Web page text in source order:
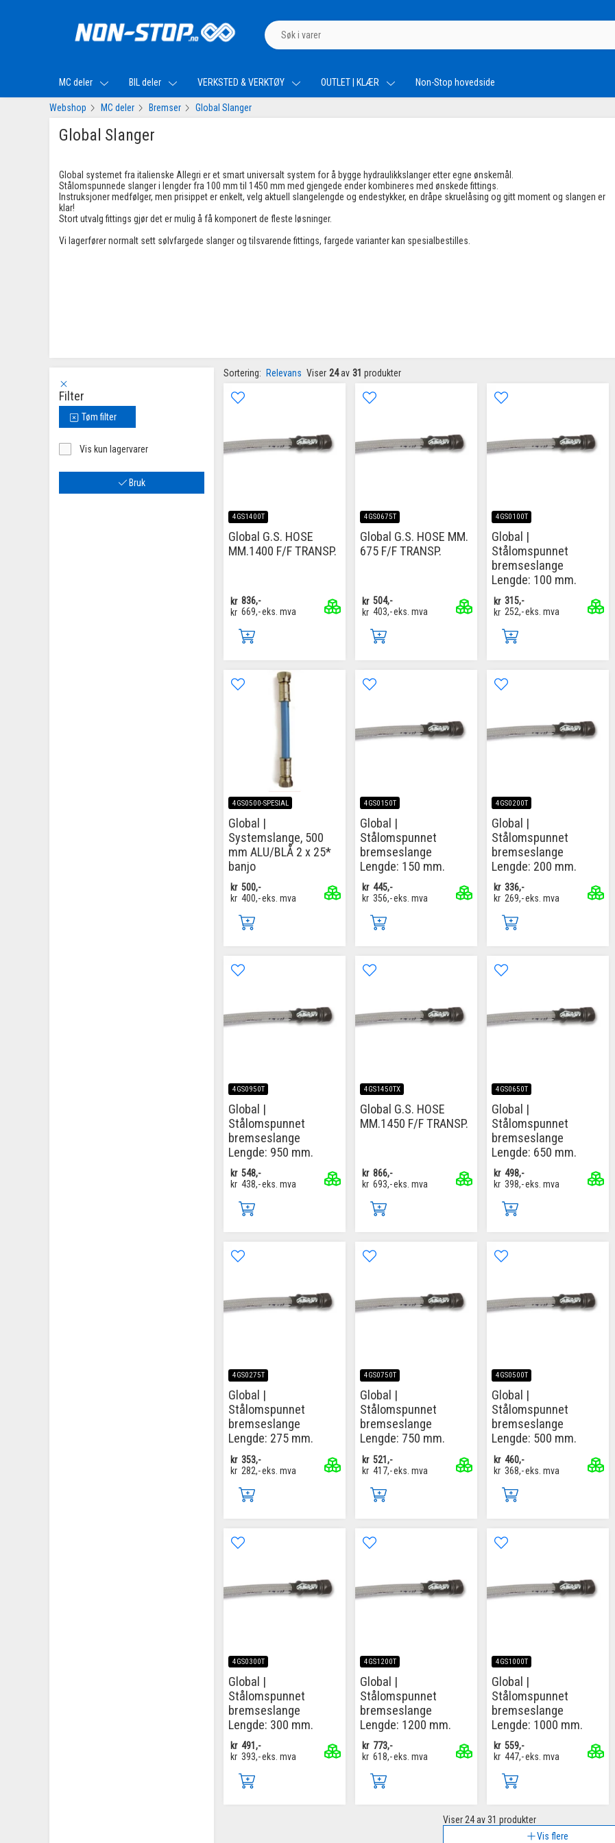
MC deler BIL deler VERKSTED & VERKTØY OUTLET | KLÆR Non-Stop hovedside
Webshop MC deler Bremser Global Slanger
Global Slanger
Global systemet fra italienske Allegri er et smart universalt system for å bygge hydraulikkslanger etter egne ønskemål.
Stålomspunnede slanger i lengder fra 100 mm til 1450 mm med gjengede ender kombineres med ønskede fittings.
Instruksjoner medfølger, men prisippet er enkelt, velg aktuell slangelengde og endestykker, en dråpe skruelåsing og gitt moment og slangen er
klar!
Stort utvalg fittings gjør det er mulig å få komponert de fleste løsninger.
Vi lagerfører normalt sett sølvfargede slanger og tilsvarende fittings, fargede varianter kan spesialbestilles.
Filter
Tøm filter
Vis kun lagervarer
Bruk
Sortering: Relevans Viser 24 av 31 produkter
4GS1400T
Global G.S. HOSE
MM.1400 F/F TRANSP.
kr 836,-
kr 669,-eks. mva
4GS0675T
Global G.S. HOSE MM.
675 F/F TRANSP.
kr 504,-
kr 403,-eks. mva
4GS0100T
Global |
Stålomspunnet
bremseslange
Lengde: 100 mm.
kr 315,-
kr 252,-eks. mva
4GS0500-SPESIAL
Global |
Systemslange, 500
mm ALU/BLÅ 2 x 25*
banjo
kr 500,-
kr 400,-eks. mva
4GS0150T
Global |
Stålomspunnet
bremseslange
Lengde: 150 mm.
kr 445,-
kr 356,-eks. mva
4GS0200T
Global |
Stålomspunnet
bremseslange
Lengde: 200 mm.
kr 336,-
kr 269,-eks. mva
4GS0950T
Global |
Stålomspunnet
bremseslange
Lengde: 950 mm.
kr 548,-
kr 438,-eks. mva
4GS1450TX
Global G.S. HOSE
MM.1450 F/F TRANSP.
kr 866,-
kr 693,-eks. mva
4GS0650T
Global |
Stålomspunnet
bremseslange
Lengde: 650 mm.
kr 498,-
kr 398,-eks. mva
4GS0275T
Global |
Stålomspunnet
bremseslange
Lengde: 275 mm.
kr 353,-
kr 282,-eks. mva
4GS0750T
Global |
Stålomspunnet
bremseslange
Lengde: 750 mm.
kr 521,-
kr 417,-eks. mva
4GS0500T
Global |
Stålomspunnet
bremseslange
Lengde: 500 mm.
kr 460,-
kr 368,-eks. mva
4GS0300T
Global |
Stålomspunnet
bremseslange
Lengde: 300 mm.
kr 491,-
kr 393,-eks. mva
4GS1200T
Global |
Stålomspunnet
bremseslange
Lengde: 1200 mm.
kr 773,-
kr 618,-eks. mva
4GS1000T
Global |
Stålomspunnet
bremseslange
Lengde: 1000 mm.
kr 559,-
kr 447,-eks. mva
Viser24av 31 produkter
Vis flere